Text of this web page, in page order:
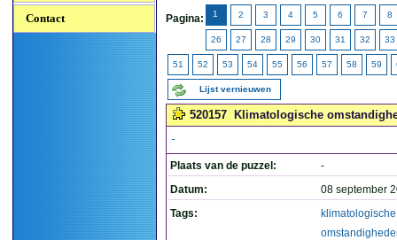
Contact Pagina: 1 2 3 4 5 6 7 8
26 27 28 29 30 31 32 33
51 52 53 54 55 56 57 58 59
Lijst vernieuwen
520157 Klimatologische
-
Plaats van de puzzel:
-
Datum:
08 september
Tags:
klimatologische